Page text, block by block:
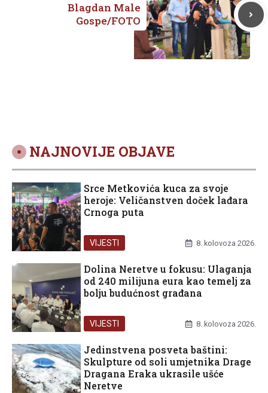
Blagdan Male
Gospe/FOTO
NAJNOVIJE OBJAVE
Srce Metkovića kuca za svoje
heroje: Veličanstven doček lađara
Crnoga puta
VIJESTI 8. kolovoza 2026.
Dolina Neretve u fokusu: Ulaganja
od 240 milijuna eura kao temelj za
bolju budućnost građana
VIJESTI 8. kolovoza 2026.
Jedinstvena posveta baštini:
Skulpture od soli umjetnika Drage
Dragana Eraka ukrasile ušće
Neretve